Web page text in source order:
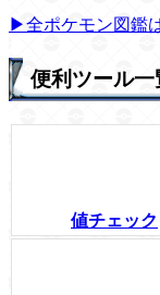
▶全ポケモン図鑑
便利ツール一
値チェック